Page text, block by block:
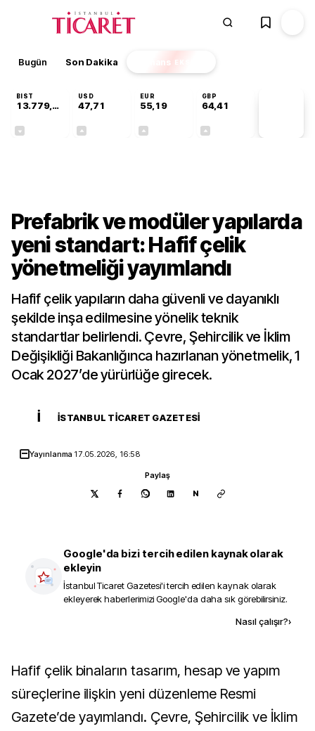
Bugün Son Dakika Finans EKSTRA
BIST
13.779,39
USD
47,71
EUR
55,19
GBP
64,41
Prefabrik ve modüler yapılarda
yeni standart: Hafif çelik
yönetmeliği yayımlandı
Hafif çelik yapıların daha güvenli ve dayanıklı
şekilde inşa edilmesine yönelik teknik
standartlar belirlendi. Çevre, Şehircilik ve İklim
Değişikliği Bakanlığınca hazırlanan yönetmelik, 1
Ocak 2027’de yürürlüğe girecek.
İ İSTANBUL TICARET GAZETESI
Yayınlanma 17.05.2026, 16:58
Paylaş
N
Google'da bizi tercih edilen kaynak olarak
ekleyin
İstanbul Ticaret Gazetesi'i tercih edilen kaynak olarak
ekleyerek haberlerimizi Google'da daha sık görebilirsiniz.
Nasıl çalışır?›
Hafif çelik binaların tasarım, hesap ve yapım
süreçlerine ilişkin yeni düzenleme Resmi
Gazete’de yayımlandı. Çevre, Şehircilik ve İklim